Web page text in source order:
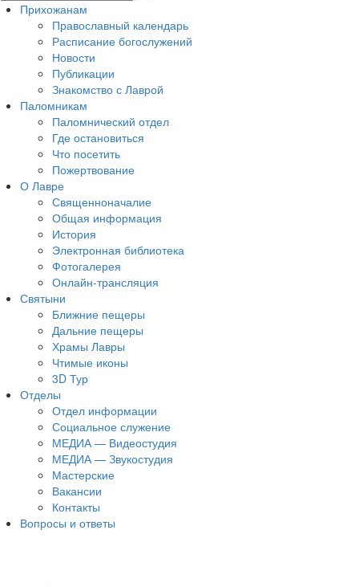
Прихожанам
Православный календарь
Расписание богослужений
Новости
Публикации
Знакомство с Лаврой
Паломникам
Паломнический отдел
Где остановиться
Что посетить
Пожертвование
О Лавре
Священноначалие
Общая информация
История
Электронная библиотека
Фотогалерея
Онлайн-трансляция
Святыни
Ближние пещеры
Дальние пещеры
Храмы Лавры
Чтимые иконы
3D Тур
Отделы
Отдел информации
Социальное служение
МЕДИА — Видеостудия
МЕДИА — Звукостудия
Мастерские
Вакансии
Контакты
Вопросы и ответы